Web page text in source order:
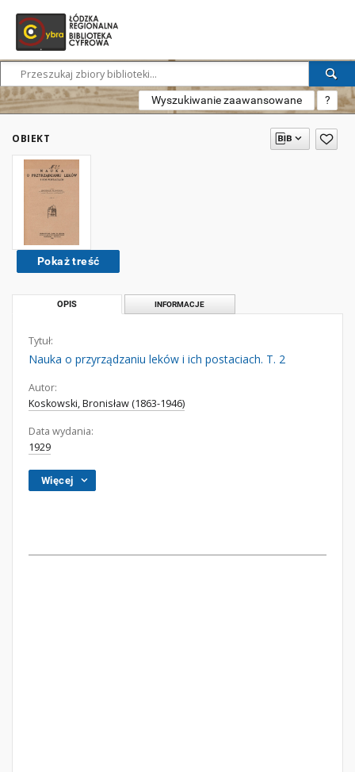
Wyszukiwanie zaawansowane ?
OBIEKT
Pokaż treść
OPIS INFORMACJE
Tytuł:
Nauka o przyrządzaniu leków i ich postaciach. T. 2
Autor:
Koskowski, Bronisław (1863-1946)
Data wydania:
1929
Więcej